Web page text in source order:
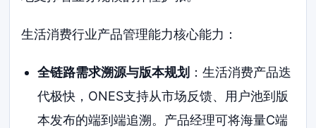
生活消费行业产品管理能力核心能力：
全链路需求溯源与版本规划 ：生活消费产品迭
代极快，ONES支持从市场反馈、用户池到版
本发布的端到端追溯。产品经理可将海量C端